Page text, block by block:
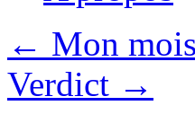
← Mon
Verdict →